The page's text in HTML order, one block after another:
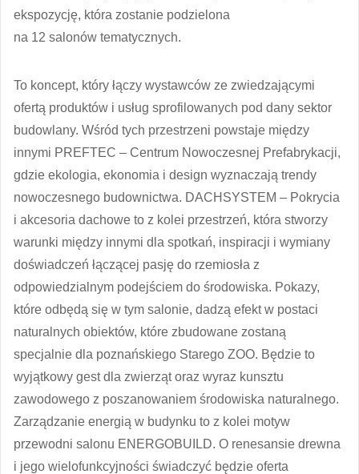
ekspozycję, która zostanie podzielona
na 12 salonów tematycznych.
To koncept, który łączy wystawców ze zwiedzającymi
ofertą produktów i usług sprofilowanych pod dany sektor
budowlany. Wśród tych przestrzeni powstaje między
innymi PREFTEC – Centrum Nowoczesnej Prefabrykacji,
gdzie ekologia, ekonomia i design wyznaczają trendy
nowoczesnego budownictwa. DACHSYSTEM – Pokrycia
i akcesoria dachowe to z kolei przestrzeń, która stworzy
warunki między innymi dla spotkań, inspiracji i wymiany
doświadczeń łączącej pasję do rzemiosła z
odpowiedzialnym podejściem do środowiska. Pokazy,
które odbędą się w tym salonie, dadzą efekt w postaci
naturalnych obiektów, które zbudowane zostaną
specjalnie dla poznańskiego Starego ZOO. Będzie to
wyjątkowy gest dla zwierząt oraz wyraz kunsztu
zawodowego z poszanowaniem środowiska naturalnego.
Zarządzanie energią w budynku to z kolei motyw
przewodni salonu ENERGOBUILD. O renesansie drewna
i jego wielofunkcyjności świadczyć będzie oferta